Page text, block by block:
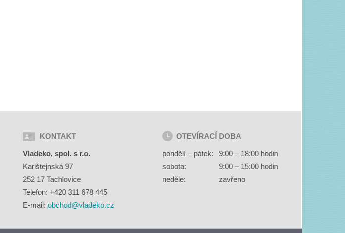
KONTAKT
Vladeko, spol. s r.o.
Karlštejnská 97
252 17 Tachlovice
Telefon: +420 311 678 445
E-mail:obchod@vladeko.cz
OTEVÍRACÍ DOBA
pondělí – pátek:
9:00 – 18:00 hodin
sobota:
9:00 – 15:00 hodin
neděle:
zavřeno